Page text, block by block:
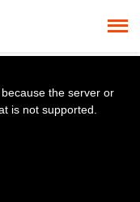
the server or
is not supported.